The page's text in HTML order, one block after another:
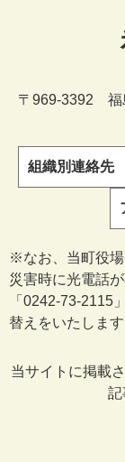
〒969-3392 福
組織別連絡先
※なお、当町役
災害時に光電話
「0242-73-2115
替えをいたします
当サイトに掲載
記